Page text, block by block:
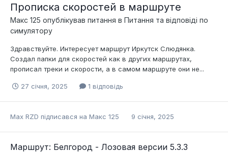
Прописка скоростей в маршруте
Макс 125 опублікував питання в Питання та відповіді по
симулятору
Здравствуйте. Интересует маршрут Иркутск Слюдянка.
Создал папки для скоростей как в других маршрутах,
прописал треки и скорости, а в самом маршруте они не...
27 січня, 2025 1 відповідь
Max RZD підписався на Макс 125 9 січня, 2025
Маршрут: Белгород - Лозовая версии 5.3.3